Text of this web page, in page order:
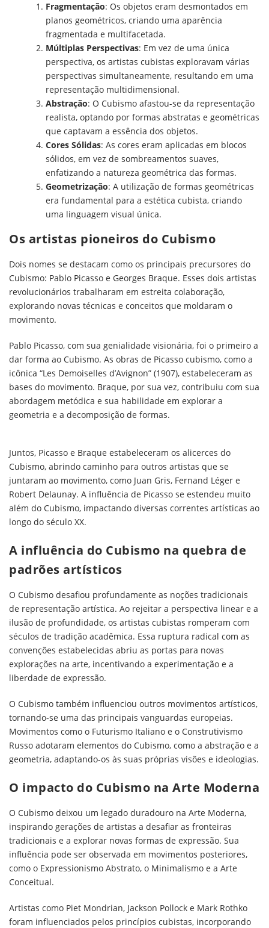
Fragmentação: Os objetos eram desmontados em
planos geométricos, criando uma aparência
fragmentada e multifacetada.
Múltiplas Perspectivas: Em vez de uma única
perspectiva, os artistas cubistas exploravam várias
perspectivas simultaneamente, resultando em uma
representação multidimensional.
Abstração: O Cubismo afastou-se da representação
realista, optando por formas abstratas e geométricas
que captavam a essência dos objetos.
Cores Sólidas: As cores eram aplicadas em blocos
sólidos, em vez de sombreamentos suaves,
enfatizando a natureza geométrica das formas.
Geometrização: A utilização de formas geométricas
era fundamental para a estética cubista, criando
uma linguagem visual única.
Os artistas pioneiros do Cubismo
Dois nomes se destacam como os principais precursores do
Cubismo: Pablo Picasso e Georges Braque. Esses dois artistas
revolucionários trabalharam em estreita colaboração,
explorando novas técnicas e conceitos que moldaram o
movimento.
Pablo Picasso, com sua genialidade visionária, foi o primeiro a
dar forma ao Cubismo. As obras de Picasso cubismo, como a
icônica “Les Demoiselles d’Avignon” (1907), estabeleceram as
bases do movimento. Braque, por sua vez, contribuiu com sua
abordagem metódica e sua habilidade em explorar a
geometria e a decomposição de formas.
Juntos, Picasso e Braque estabeleceram os alicerces do
Cubismo, abrindo caminho para outros artistas que se
juntaram ao movimento, como Juan Gris, Fernand Léger e
Robert Delaunay. A influência de Picasso se estendeu muito
além do Cubismo, impactando diversas correntes artísticas ao
longo do século XX.
A influência do Cubismo na quebra de
padrões artísticos
O Cubismo desafiou profundamente as noções tradicionais
de representação artística. Ao rejeitar a perspectiva linear e a
ilusão de profundidade, os artistas cubistas romperam com
séculos de tradição acadêmica. Essa ruptura radical com as
convenções estabelecidas abriu as portas para novas
explorações na arte, incentivando a experimentação e a
liberdade de expressão.
O Cubismo também influenciou outros movimentos artísticos,
tornando-se uma das principais vanguardas europeias.
Movimentos como o Futurismo Italiano e o Construtivismo
Russo adotaram elementos do Cubismo, como a abstração e a
geometria, adaptando-os às suas próprias visões e ideologias.
O impacto do Cubismo na Arte Moderna
O Cubismo deixou um legado duradouro na Arte Moderna,
inspirando gerações de artistas a desafiar as fronteiras
tradicionais e a explorar novas formas de expressão. Sua
influência pode ser observada em movimentos posteriores,
como o Expressionismo Abstrato, o Minimalismo e a Arte
Conceitual.
Artistas como Piet Mondrian, Jackson Pollock e Mark Rothko
foram influenciados pelos princípios cubistas, incorporando